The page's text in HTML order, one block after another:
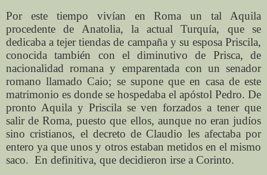
Por este tiempo vivían en Roma un tal Aquila
procedente de Anatolia, la actual Turquía, que se
dedicaba a tejer tiendas de campaña y su esposa Priscila,
conocida también con el diminutivo de Prisca, de
nacionalidad romana y emparentada con un senador
romano llamado Caio; se supone que en casa de este
matrimonio es donde se hospedaba el apóstol Pedro. De
pronto Aquila y Priscila se ven forzados a tener que
salir de Roma, puesto que ellos, aunque no eran judíos
sino cristianos, el decreto de Claudio les afectaba por
entero ya que unos y otros estaban metidos en el mismo
saco. En definitiva, que decidieron irse a Corinto.